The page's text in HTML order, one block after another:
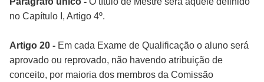
no Capítulo I, Artigo 4º.
Artigo 20 - Em cada Exame de Qualificação o aluno será
aprovado ou reprovado, não havendo atribuição de
conceito, por maioria dos membros da Comissão